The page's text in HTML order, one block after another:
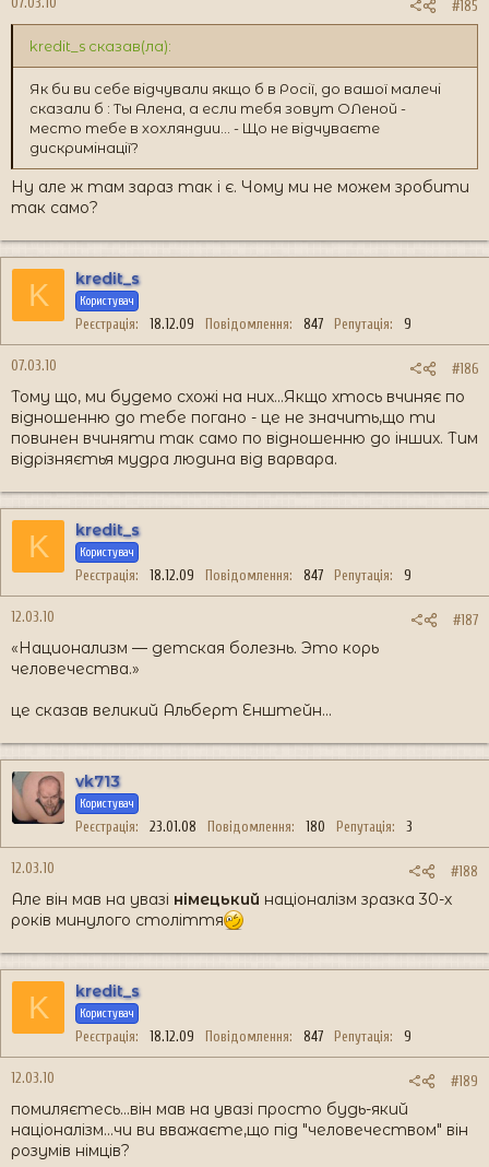
#185
kredit_s сказав(ла):
Як би ви себе відчували якщо б в Росії, до вашої малечі
сказали б : Ты Алена, а если тебя зовут ОЛеной -
место тебе в хохляндии... - Що не відчуваєте
дискримінації?
Ну але ж там зараз так і є. Чому ми не можем зробити
так само?
K kredit_s
Користувач
Реєстрація 18.12.09 Повідомлення 847 Репутація 9
07.03.10 #186
Тому що, ми будемо схожі на них...Якщо хтось вчиняє по
відношенню до тебе погано - це не значить,що ти
повинен вчиняти так само по відношенню до інших. Тим
відрізняєтья мудра людина від варвара.
K kredit_s
Користувач
Реєстрація 18.12.09 Повідомлення 847 Репутація 9
12.03.10 #187
«Национализм — детская болезнь. Это корь
человечества.»
це сказав великий Альберт Енштейн...
vk713
Користувач
Реєстрація 23.01.08 Повідомлення 180 Репутація 3
12.03.10 #188
Але він мав на увазі німецький націоналізм зразка 30-х
років минулого століття
K kredit_s
Користувач
Реєстрація 18.12.09 Повідомлення 847 Репутація 9
12.03.10 #189
помиляєтесь...він мав на увазі просто будь-який
націоналізм...чи ви вважаєте,що під "человечеством" він
розумів німців?